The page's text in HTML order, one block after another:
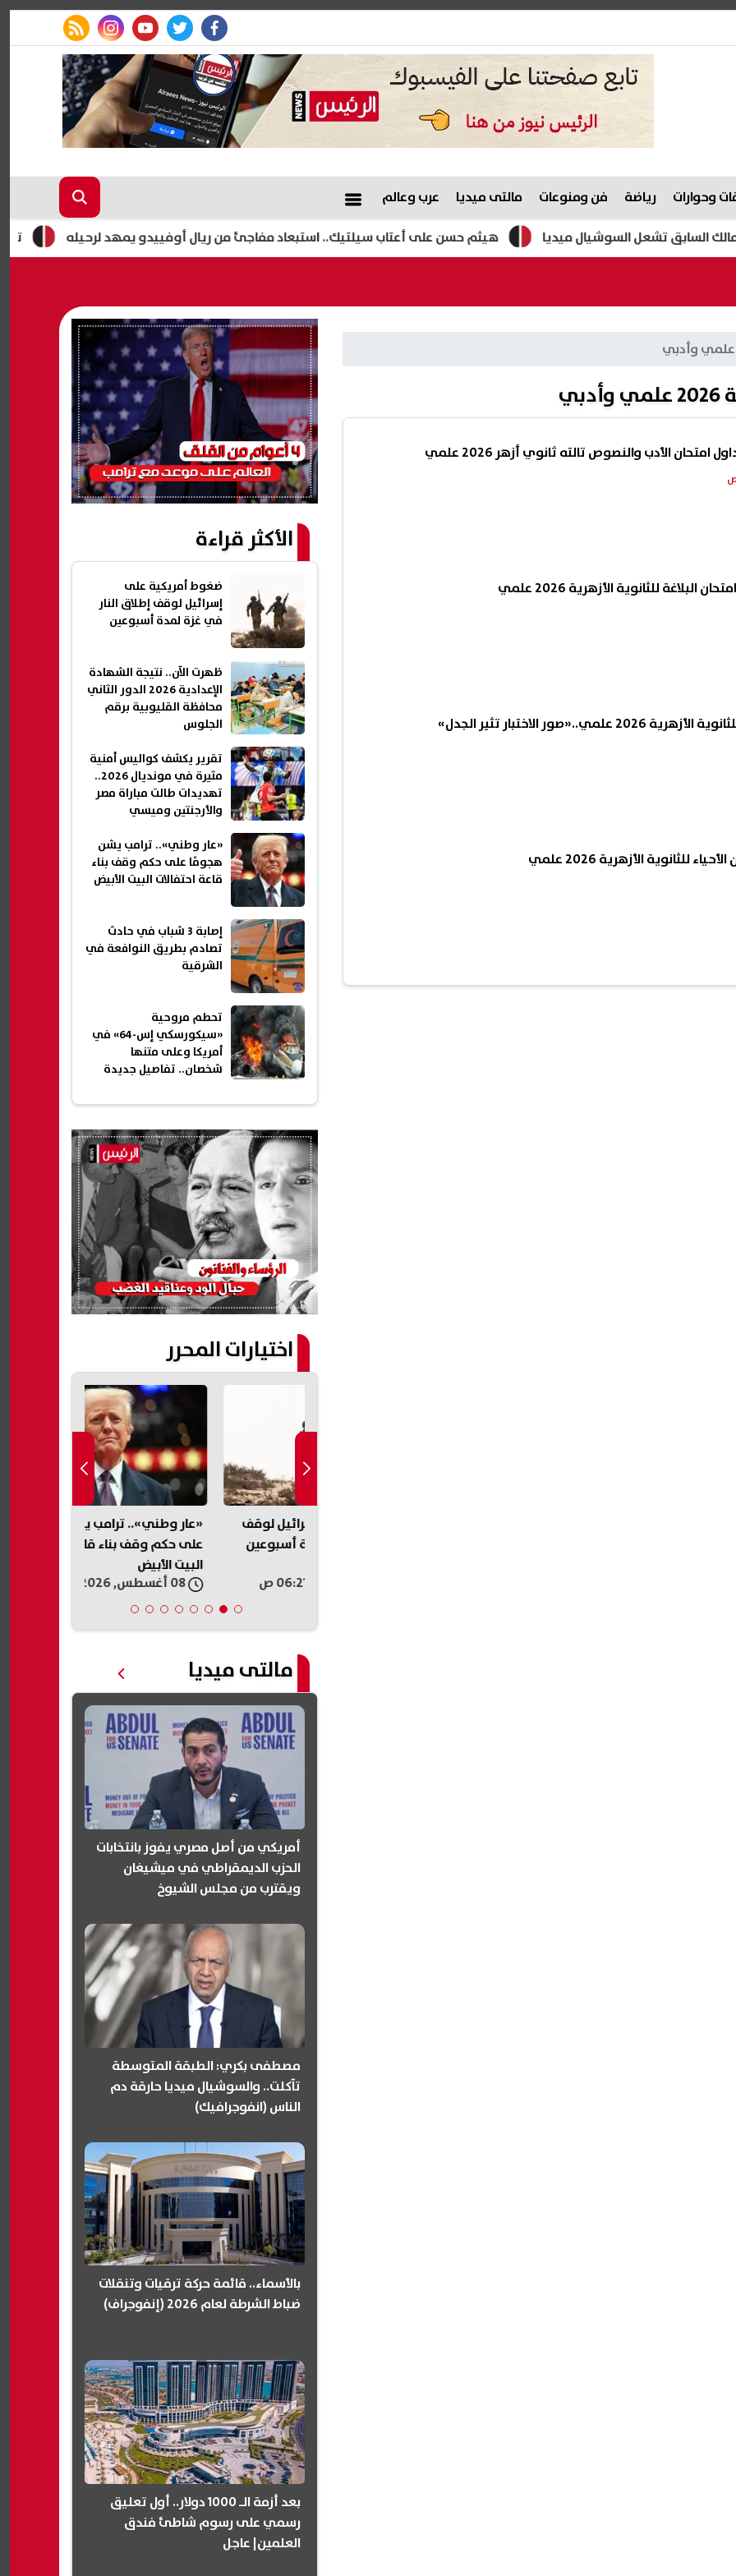
facebook
twitter
youtube
instagram
rss feed
وحوارات رياضة فن ومنوعات مالتى ميديا عرب وعالم
تحطم مروحية هيثم حسن على أعتاب سيلتيك.. استبعاد مفاجئ من ريال أوفييدو يمهد لرحيله تشعل السوشيال ميديا
الأدب والنصوص تالته ثانوي أزهر 2026 علمي
البلاغة للثانوية الأزهرية 2026 علمي
الاختبار تثير الجدل»
للثانوية الأزهرية 2026 علمي
الأكثر قراءة
ضغوط أمريكية على
إسرائيل لوقف إطلاق النار
في غزة لمدة أسبوعين
ظهرت الآن.. نتيجة الشهادة
الإعدادية 2026 الدور الثاني
محافظة القليوبية برقم
الجلوس
تقرير يكشف كواليس أمنية
مثيرة في مونديال 2026..
تهديدات طالت مباراة مصر
والأرجنتين وميسي
«عار وطني».. ترامب يشن
هجومًا على حكم وقف بناء
قاعة احتفالات البيت الأبيض
إصابة 3 شباب في حادث
تصادم بطريق النوافعة في
الشرقية
تحطم مروحية
«سيكورسكي إس-64» في
أمريكا وعلى متنها
شخصان.. تفاصيل جديدة
اختيارات المحرر
«عار وطني».. ترامب يشن هجومًا
على حكم وقف بناء قاعة احتفالات
08 أغسطس, 2026 05:54 ص
مالتى ميديا
أمريكي من أصل مصري يفوز بانتخابات
الحزب الديمقراطي في ميشيغان
ويقترب من مجلس الشيوخ
مصطفى بكري: الطبقة المتوسطة
تآكلت.. والسوشيال ميديا حارقة دم
الناس (انفوجرافيك)
بالأسماء.. قائمة حركة ترقيات وتنقلات
ضباط الشرطة لعام 2026 (إنفوجراف)
بعد أزمة الـ 1000 دولار.. أول تعليق
رسمي على رسوم شاطئ فندق
العلمين| عاجل